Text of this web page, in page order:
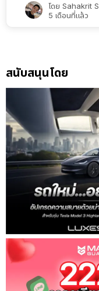
โดย Sahakrit S
5 เดือนที่แล้ว
สนับสนุนโดย